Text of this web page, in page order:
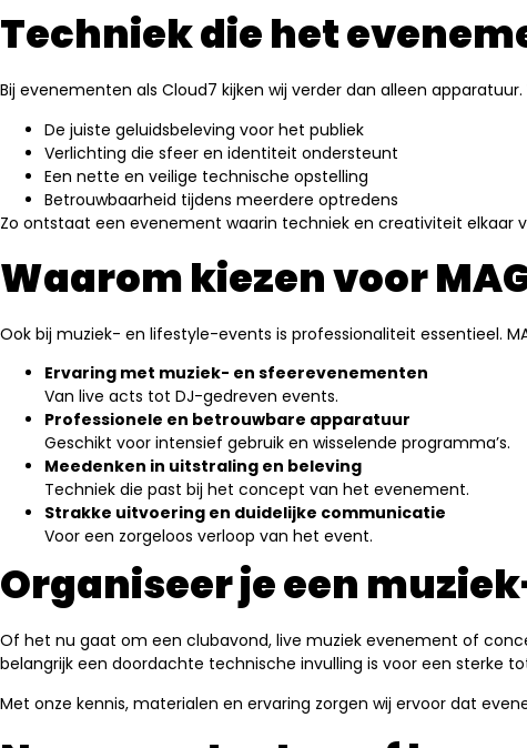
Techniek die het
Bij evenementen als Cloud7 kijken wij verder dan alleen
De juiste geluidsbeleving voor het publiek
Verlichting die sfeer en identiteit ondersteunt
Een nette en veilige technische opstelling
Betrouwbaarheid tijdens meerdere optredens
Zo ontstaat een evenement waarin techniek en creativiteit elkaar
Waarom kiezen voor
Ook bij muziek- en lifestyle-events is professionaliteit essentieel.
Ervaring met muziek- en sfeerevenementen
Van live acts tot DJ-gedreven events.
Professionele en betrouwbare apparatuur
Geschikt voor intensief gebruik en wisselende programma’s.
Meedenken in uitstraling en beleving
Techniek die past bij het concept van het evenement.
Strakke uitvoering en duidelijke communicatie
Voor een zorgeloos verloop van het event.
Organiseer je een
Of het nu gaat om een clubavond, live muziek evenement of
belangrijk een doordachte technische invulling is voor een sterke
Met onze kennis, materialen en ervaring zorgen wij ervoor dat